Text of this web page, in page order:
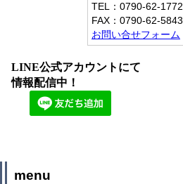
TEL： 0790-62-1772
FAX： 0790-62-5843
お問い合せフォーム
LINE公式アカウントにて
情報配信中！
menu